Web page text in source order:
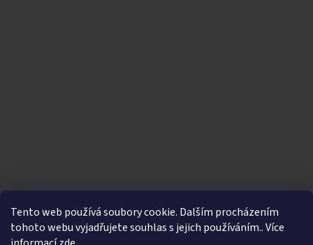
Tento web používá soubory cookie. Dalším procházením
tohoto webu vyjadřujete souhlas s jejich používáním.. Více